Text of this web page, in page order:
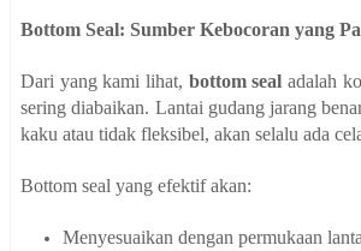
Bottom Seal: Sumber Kebocoran yang
Dari yang kami lihat, bottom seal adalah
sering diabaikan. Lantai gudang jarang
kaku atau tidak fleksibel, akan selalu ada
Bottom seal yang efektif akan:
Menyesuaikan dengan permukaan